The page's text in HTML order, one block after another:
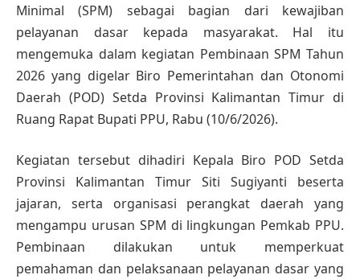
Minimal (SPM) sebagai bagian dari kewajiban
pelayanan dasar kepada masyarakat. Hal itu
mengemuka dalam kegiatan Pembinaan SPM Tahun
2026 yang digelar Biro Pemerintahan dan Otonomi
Daerah (POD) Setda Provinsi Kalimantan Timur di
Ruang Rapat Bupati PPU, Rabu (10/6/2026).
Kegiatan tersebut dihadiri Kepala Biro POD Setda
Provinsi Kalimantan Timur Siti Sugiyanti beserta
jajaran, serta organisasi perangkat daerah yang
mengampu urusan SPM di lingkungan Pemkab PPU.
Pembinaan dilakukan untuk memperkuat
pemahaman dan pelaksanaan pelayanan dasar yang